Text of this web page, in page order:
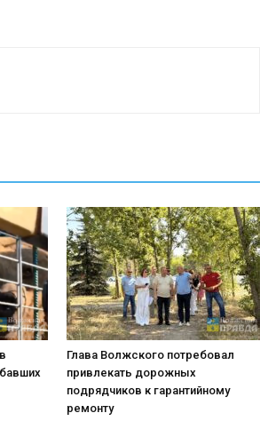
Глава Волжского потребовал
привлекать дорожных
подрядчиков к гарантийному
ремонту